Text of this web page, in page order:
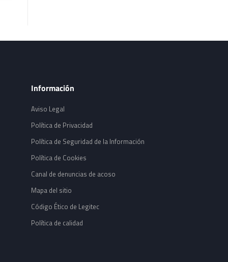
Información
Aviso Legal
Política de Privacidad
Política de Seguridad de la Información
Política de Cookies
Canal de denuncias de acoso
Mapa del sitio
Código Ético de Legitec
Política de calidad